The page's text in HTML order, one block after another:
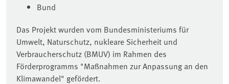
Bund
Das Projekt wurden vom Bundesministeriums für
Umwelt, Naturschutz, nukleare Sicherheit und
Verbraucherschutz (BMUV) im Rahmen des
Förderprogramms "Maßnahmen zur Anpassung an den
Klimawandel" gefördert.